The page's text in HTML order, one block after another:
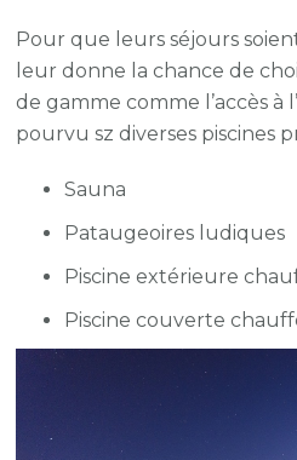
Pour que leurs séjours
leur donne la chance de
de gamme comme l’accès à
pourvu sz diverses piscines
Sauna
Pataugeoires ludiques
Piscine extérieure
Piscine couverte